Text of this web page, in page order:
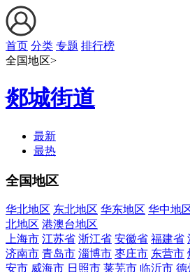
首页 分类 专题 排行榜
全国地区>
郯城街道
最新
最热
全国地区
华北地区 东北地区 华东地区 华中地
北地区 港澳台地区
上海市 江苏省 浙江省 安徽省 福建省
济南市 青岛市 淄博市 枣庄市 东营市
安市 威海市 日照市 莱芜市 临沂市 德